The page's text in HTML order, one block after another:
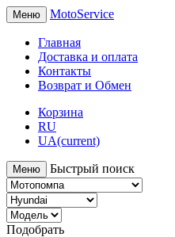
Меню MotoService
Главная
Доставка и оплата
Контакты
Возврат и Обмен
Корзина
RU
UA(current)
Меню Быстрый поиск
Подобрать